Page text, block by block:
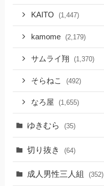
KAITO (1,447)
kamome (2,179)
サムライ翔 (1,370)
そらねこ (492)
なろ屋 (1,655)
ゆきむら (35)
切り抜き (64)
成人男性三人組 (352)